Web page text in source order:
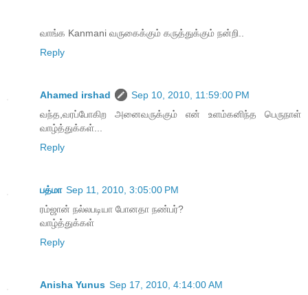
வாங்க Kanmani வருகைக்கும் கருத்துக்கும் நன்றி..
Reply
Ahamed irshad
Sep 10, 2010, 11:59:00 PM
வந்த,வரப்போகிற அனைவருக்கும் என் உளம்கனிந்த பெருநாள்
வாழ்த்துக்கள்...
Reply
பத்மா Sep 11, 2010, 3:05:00 PM
ரம்ஜான் நல்லபடியா போனதா நண்பர்?
வாழ்த்துக்கள்
Reply
Anisha Yunus Sep 17, 2010, 4:14:00 AM